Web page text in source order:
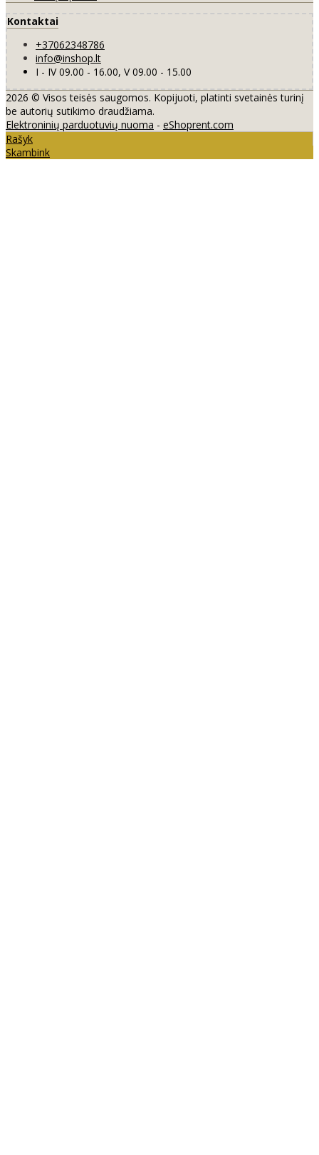
Kontaktai
+37062348786
info@inshop.lt
I - IV 09.00 - 16.00, V 09.00 - 15.00
2026 © Visos teisės saugomos. Kopijuoti, platinti svetainės turinį
be autorių sutikimo draudžiama.
Elektroninių parduotuvių nuoma - eShoprent.com
Rašyk
Skambink